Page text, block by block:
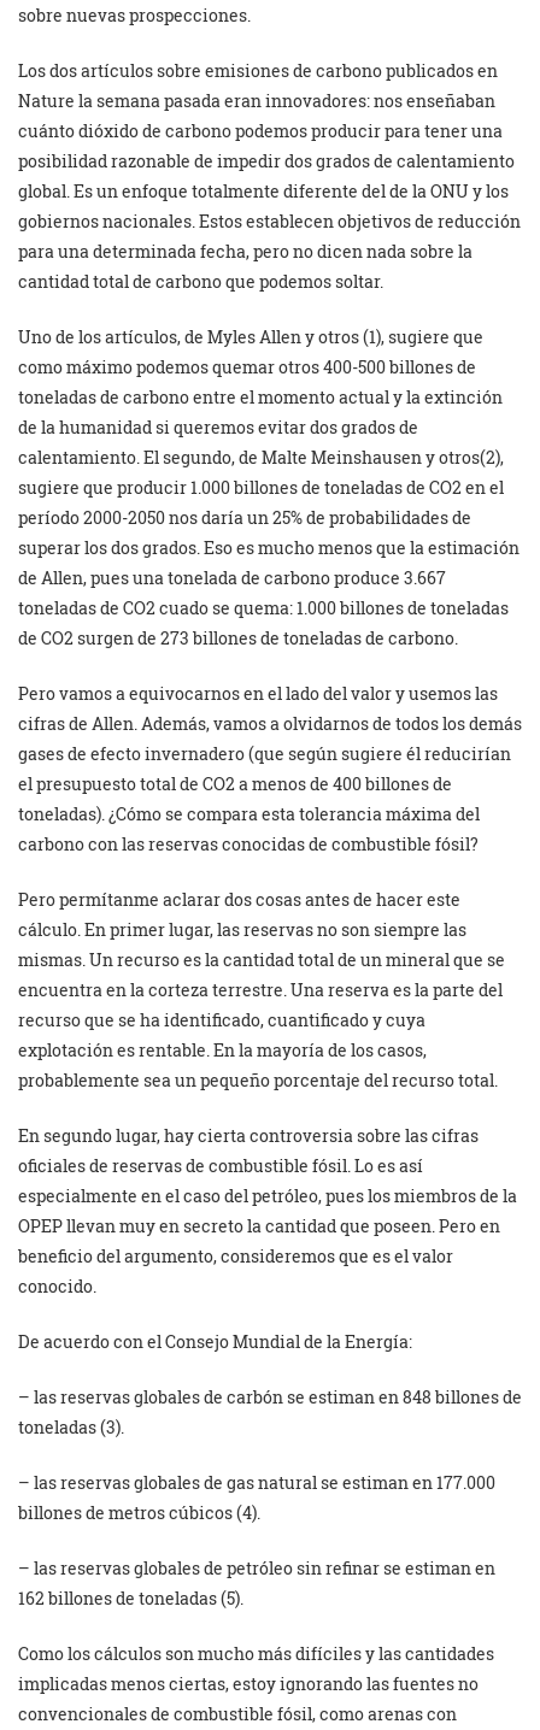
sobre nuevas prospecciones.
Los dos artículos sobre emisiones de carbono publicados en
Nature la semana pasada eran innovadores: nos enseñaban
cuánto dióxido de carbono podemos producir para tener una
posibilidad razonable de impedir dos grados de calentamiento
global. Es un enfoque totalmente diferente del de la ONU y los
gobiernos nacionales. Estos establecen objetivos de reducción
para una determinada fecha, pero no dicen nada sobre la
cantidad total de carbono que podemos soltar.
Uno de los artículos, de Myles Allen y otros (1), sugiere que
como máximo podemos quemar otros 400-500 billones de
toneladas de carbono entre el momento actual y la extinción
de la humanidad si queremos evitar dos grados de
calentamiento. El segundo, de Malte Meinshausen y otros(2),
sugiere que producir 1.000 billones de toneladas de CO2 en el
período 2000-2050 nos daría un 25% de probabilidades de
superar los dos grados. Eso es mucho menos que la estimación
de Allen, pues una tonelada de carbono produce 3.667
toneladas de CO2 cuado se quema: 1.000 billones de toneladas
de CO2 surgen de 273 billones de toneladas de carbono.
Pero vamos a equivocarnos en el lado del valor y usemos las
cifras de Allen. Además, vamos a olvidarnos de todos los demás
gases de efecto invernadero (que según sugiere él reducirían
el presupuesto total de CO2 a menos de 400 billones de
toneladas). ¿Cómo se compara esta tolerancia máxima del
carbono con las reservas conocidas de combustible fósil?
Pero permítanme aclarar dos cosas antes de hacer este
cálculo. En primer lugar, las reservas no son siempre las
mismas. Un recurso es la cantidad total de un mineral que se
encuentra en la corteza terrestre. Una reserva es la parte del
recurso que se ha identificado, cuantificado y cuya
explotación es rentable. En la mayoría de los casos,
probablemente sea un pequeño porcentaje del recurso total.
En segundo lugar, hay cierta controversia sobre las cifras
oficiales de reservas de combustible fósil. Lo es así
especialmente en el caso del petróleo, pues los miembros de la
OPEP llevan muy en secreto la cantidad que poseen. Pero en
beneficio del argumento, consideremos que es el valor
conocido.
De acuerdo con el Consejo Mundial de la Energía:
– las reservas globales de carbón se estiman en 848 billones de
toneladas (3).
– las reservas globales de gas natural se estiman en 177.000
billones de metros cúbicos (4).
– las reservas globales de petróleo sin refinar se estiman en
162 billones de toneladas (5).
Como los cálculos son mucho más difíciles y las cantidades
implicadas menos ciertas, estoy ignorando las fuentes no
convencionales de combustible fósil, como arenas con